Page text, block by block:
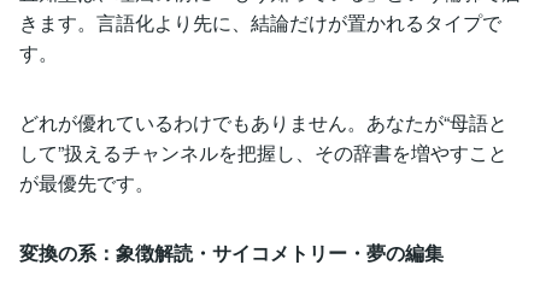
きます。言語化より先に、結論だけが置かれるタイプで
す。
どれが優れているわけでもありません。あなたが“母語と
して”扱えるチャンネルを把握し、その辞書を増やすこと
が最優先です。
変換の系：象徴解読・サイコメトリー・夢の編集